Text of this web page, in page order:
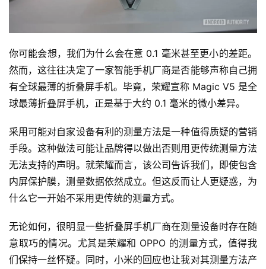
你可能会想，我们为什么会在意 0.1 毫米甚至更小的差距。
然而，这往往决定了一家智能手机厂商是否能够声称自己拥
有全球最薄的折叠屏手机。毕竟，荣耀宣称 Magic V5 是全
球最薄折叠屏手机，正是基于大约 0.1 毫米的微小差异。
采用可能对自家设备有利的测量方法是一种值得质疑的营销
手段。这种做法可能让品牌得以做出否则用更传统测量方法
无法支持的声明。就荣耀而言，该公司告诉我们，即使包含
内屏保护膜，测量数据依然成立。但这反而让人更疑惑，为
什么它一开始不采用更传统的测量方式。
无论如何，很明显一些折叠屏手机厂商在测量设备时存在随
意取巧的情况。尤其是荣耀和 OPPO 的测量方式，值得我
们保持一丝怀疑。同时，小米的回应也让我对其测量方法产